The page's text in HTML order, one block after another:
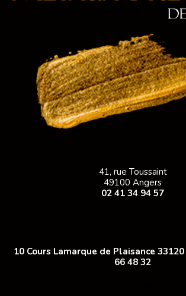
41, rue Toussaint
49100 Angers
02 41 34 94 57
10 Cours Lamarque de Plaisance
66 48 32